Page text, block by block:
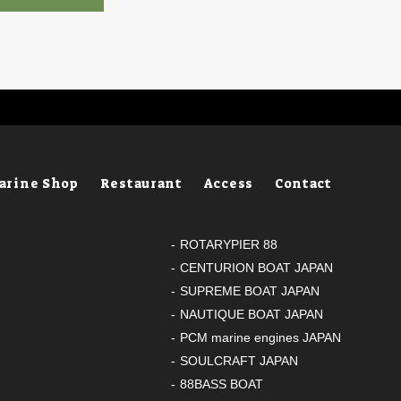
Shop Restaurant Access Contact
ROTARYPIER 88
CENTURION BOAT JAPAN
SUPREME BOAT JAPAN
NAUTIQUE BOAT JAPAN
PCM marine engines JAPAN
SOULCRAFT JAPAN
88BASS BOAT